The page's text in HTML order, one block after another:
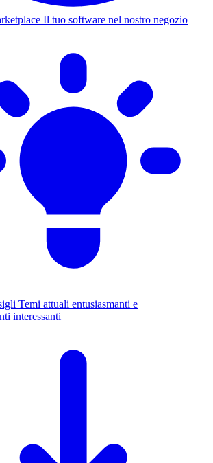
Il tuo software nel nostro negozio
Temi attuali entusiasmanti e
interessanti